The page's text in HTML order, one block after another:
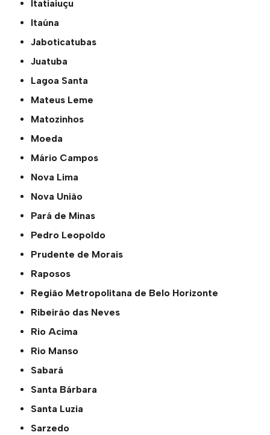
Itatiaiuçu
Itaúna
Jaboticatubas
Juatuba
Lagoa Santa
Mateus Leme
Matozinhos
Moeda
Mário Campos
Nova Lima
Nova União
Pará de Minas
Pedro Leopoldo
Prudente de Morais
Raposos
Região Metropolitana de Belo Horizonte
Ribeirão das Neves
Rio Acima
Rio Manso
Sabará
Santa Bárbara
Santa Luzia
Sarzedo